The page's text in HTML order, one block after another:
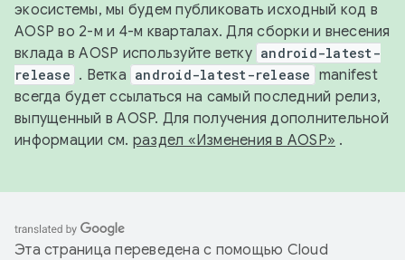
экосистемы, мы будем публиковать исходный код в
AOSP во 2-м и 4-м кварталах. Для сборки и внесения
вклада в AOSP используйте ветку android-latest-
release . Ветка android-latest-release manifest
всегда будет ссылаться на самый последний релиз,
выпущенный в AOSP. Для получения дополнительной
информации см. раздел «Изменения в AOSP» .
Эта страница переведена с помощью Cloud